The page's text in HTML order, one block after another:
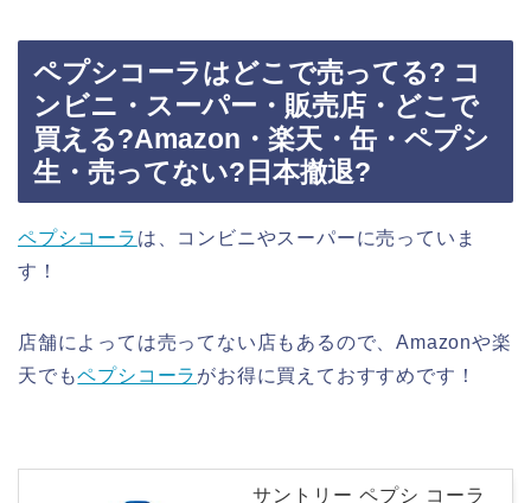
ペプシコーラはどこで売ってる? コ
ンビニ・スーパー・販売店・どこで
買える?Amazon・楽天・缶・ペプシ
生・売ってない?日本撤退?
ペプシコーラ は、コンビニやスーパーに売っていま
す！
店舗によっては売ってない店もあるので、Amazonや楽
天でもペプシコーラ がお得に買えておすすめです！
サントリー ペプシ コーラ